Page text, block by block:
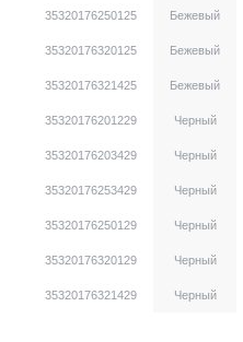
35320176250125 Бежевый
35320176320125 Бежевый
35320176321425 Бежевый
35320176201229 Черный
35320176203429 Черный
35320176253429 Черный
35320176250129 Черный
35320176320129 Черный
35320176321429 Черный